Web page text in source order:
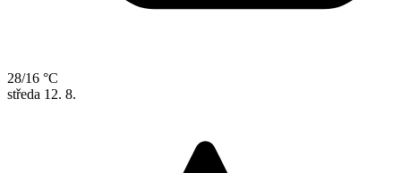
28/16 °C
středa 12. 8.